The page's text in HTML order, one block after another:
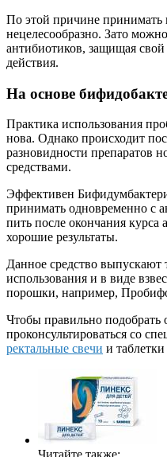
По этой причине принимать
нецелесообразно. Зато
антибиотиков, защищая
действия.
На основе
Практика использования
нова. Однако происходит
разновидности препаратов
средствами.
Эффективен
принимать одновременно с
пить после окончания
хорошие результаты.
Данное средство выпускают
использования и в виде
порошки, например,
Чтобы правильно
проконсультироваться со
ректальные свечи и